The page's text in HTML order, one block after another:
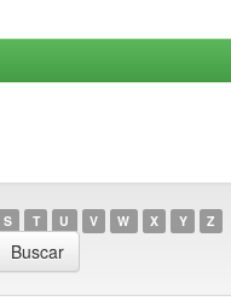
S T U V W X Y Z